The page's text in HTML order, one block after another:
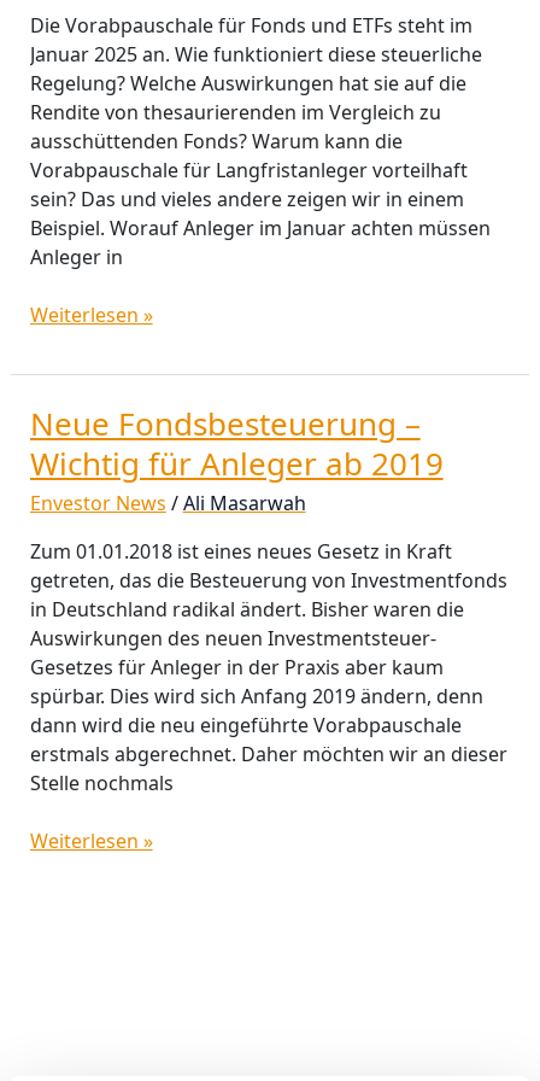
Die Vorabpauschale für Fonds und ETFs steht im
Januar 2025 an. Wie funktioniert diese steuerliche
Regelung? Welche Auswirkungen hat sie auf die
Rendite von thesaurierenden im Vergleich zu
ausschüttenden Fonds? Warum kann die
Vorabpauschale für Langfristanleger vorteilhaft
sein? Das und vieles andere zeigen wir in einem
Beispiel. Worauf Anleger im Januar achten müssen
Anleger in
Weiterlesen »
Neue Fondsbesteuerung –
Wichtig für Anleger ab 2019
Envestor News /Ali Masarwah
Zum 01.01.2018 ist eines neues Gesetz in Kraft
getreten, das die Besteuerung von Investmentfonds
in Deutschland radikal ändert. Bisher waren die
Auswirkungen des neuen Investmentsteuer-
Gesetzes für Anleger in der Praxis aber kaum
spürbar. Dies wird sich Anfang 2019 ändern, denn
dann wird die neu eingeführte Vorabpauschale
erstmals abgerechnet. Daher möchten wir an dieser
Stelle nochmals
Neue
Fondsbesteuerung
–
Wichtig
Anleger
ab
2019
Weiterlesen »